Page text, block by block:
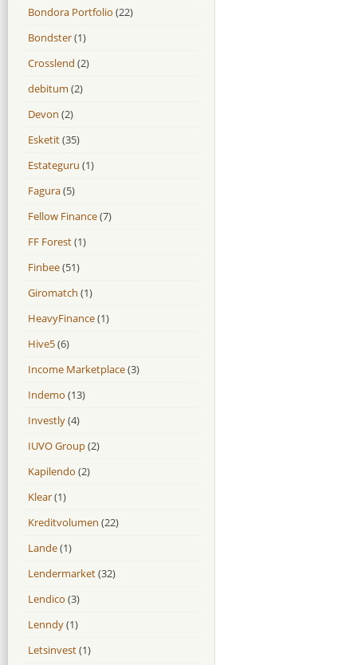
Bondora Portfolio (22)
Bondster(1)
Crosslend (2)
debitum (2)
Devon (2)
Esketit(35)
Estateguru (1)
Fagura(5)
Fellow Finance(7)
FF Forest(1)
Finbee(51)
Giromatch (1)
HeavyFinance(1)
Hive5(6)
Income Marketplace(3)
Indemo (13)
Investly(4)
IUVO Group(2)
Kapilendo (2)
Klear(1)
Kreditvolumen (22)
Lande(1)
Lendermarket(32)
Lendico (3)
Lenndy(1)
Letsinvest(1)